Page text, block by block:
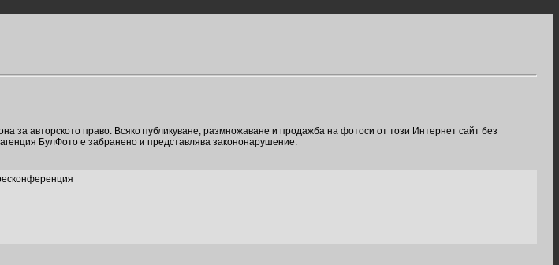
за авторското право. Всяко публикуване, размножаване и продажба на фотоси от този Интернет сайт без
БулФото е забранено и представлява закононарушение.